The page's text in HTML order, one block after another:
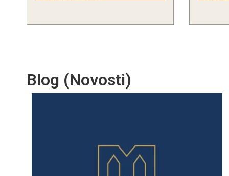
Blog (Novosti)